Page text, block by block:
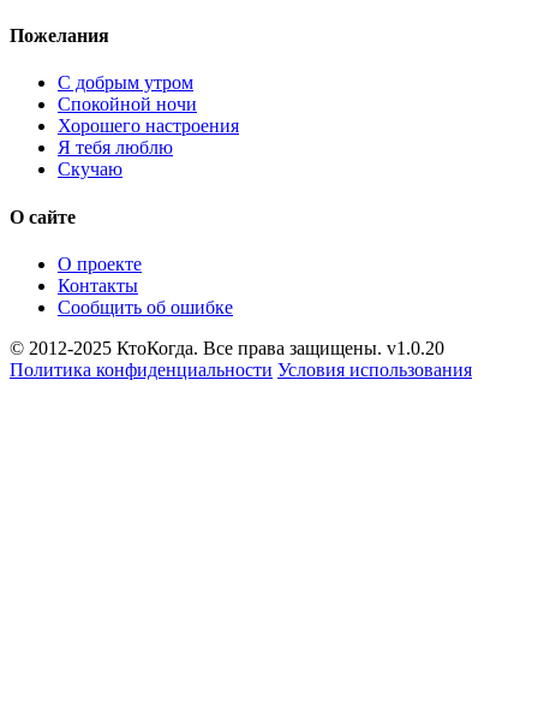
Пожелания
С добрым утром
Спокойной ночи
Хорошего настроения
Я тебя люблю
Скучаю
О сайте
О проекте
Контакты
Сообщить об ошибке
© 2012-2025 КтоКогда. Все права защищены. v1.0.20
Политика конфиденциальности Условия использования